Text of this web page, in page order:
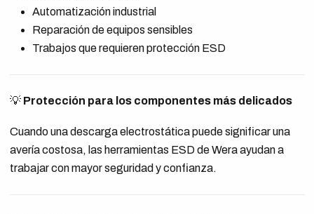
Automatización industrial
Reparación de equipos sensibles
Trabajos que requieren protección ESD
💡 Protección para los componentes más delicados
Cuando una descarga electrostática puede significar una
avería costosa, las herramientas ESD de Wera ayudan a
trabajar con mayor seguridad y confianza.